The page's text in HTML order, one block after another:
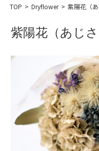
ハ
TOP > Dryflower > 紫陽花（
紫陽花（あじ